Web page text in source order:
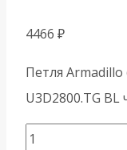
4466 ₽
Петля
U3D2800.TG BL
Количество